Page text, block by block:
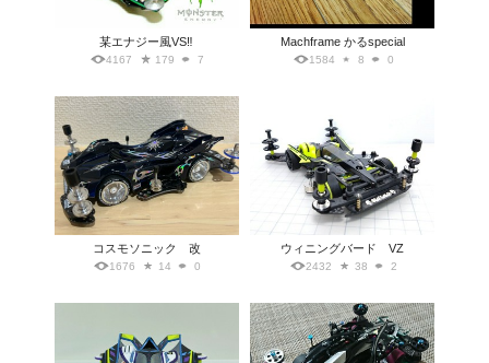
某エナジー風VS‼
4167 179 7
Machframe かるspecial
1584 8 0
コスモソニック 改
1676 14 0
ウィニングバード VZ
2432 38 2